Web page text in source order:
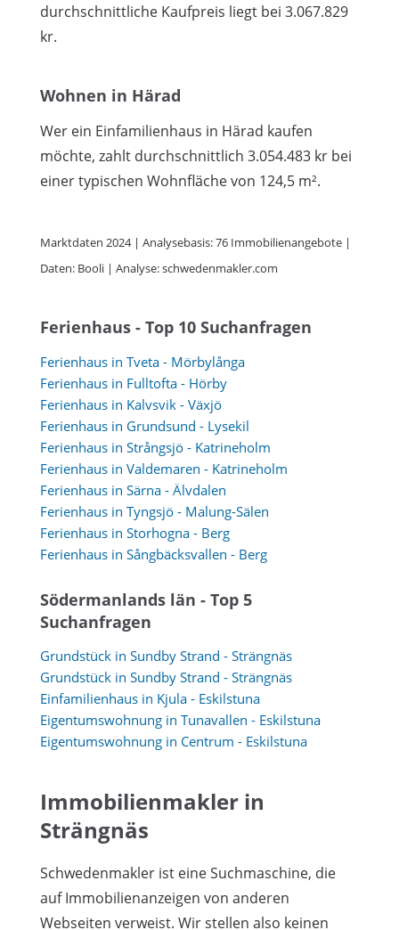
durchschnittliche Kaufpreis liegt bei 3.067.829
kr.
Wohnen in Härad
Wer ein Einfamilienhaus in Härad kaufen
möchte, zahlt durchschnittlich 3.054.483 kr bei
einer typischen Wohnfläche von 124,5 m².
Marktdaten 2024 | Analysebasis: 76 Immobilienangebote |
Daten: Booli | Analyse: schwedenmakler.com
Ferienhaus - Top 10 Suchanfragen
Ferienhaus in Tveta - Mörbylånga
Ferienhaus in Fulltofta - Hörby
Ferienhaus in Kalvsvik - Växjö
Ferienhaus in Grundsund - Lysekil
Ferienhaus in Strångsjö - Katrineholm
Ferienhaus in Valdemaren - Katrineholm
Ferienhaus in Särna - Älvdalen
Ferienhaus in Tyngsjö - Malung-Sälen
Ferienhaus in Storhogna - Berg
Ferienhaus in Sångbäcksvallen - Berg
Södermanlands län - Top 5
Suchanfragen
Grundstück in Sundby Strand - Strängnäs
Grundstück in Sundby Strand - Strängnäs
Einfamilienhaus in Kjula - Eskilstuna
Eigentumswohnung in Tunavallen - Eskilstuna
Eigentumswohnung in Centrum - Eskilstuna
Immobilienmakler in
Strängnäs
Schwedenmakler ist eine Suchmaschine, die
auf Immobilienanzeigen von anderen
Webseiten verweist. Wir stellen also keinen